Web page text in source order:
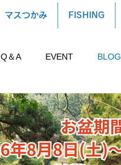
マスつかみ FISHING
Q＆A EVENT BLOG